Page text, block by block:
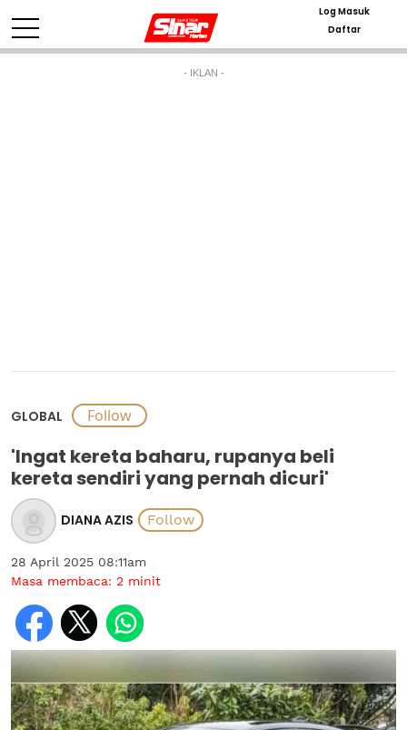
Log Masuk
Daftar
- IKLAN -
GLOBAL
'Ingat kereta baharu, rupanya beli
kereta sendiri yang pernah dicuri'
DIANA AZIS
28 April 2025 08:11am
Masa membaca: 2 minit